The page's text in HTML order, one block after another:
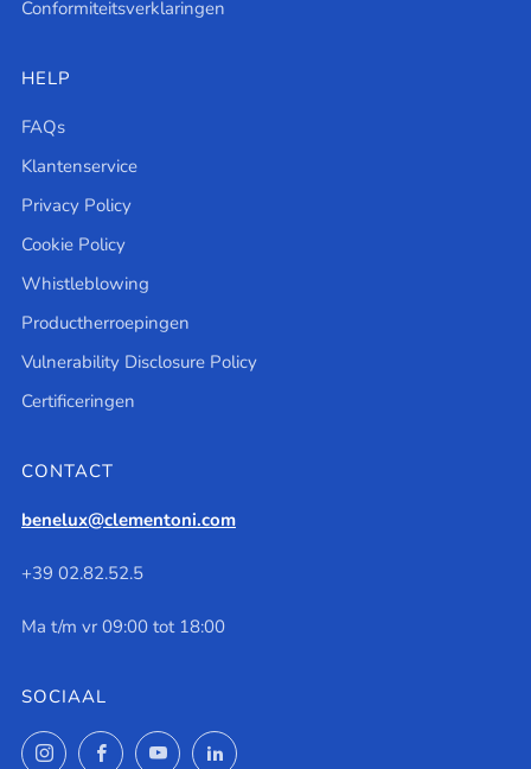
Conformiteitsverklaringen
HELP
FAQs
Klantenservice
Privacy Policy
Cookie Policy
Whistleblowing
Productherroepingen
Vulnerability Disclosure Policy
Certificeringen
CONTACT
benelux@clementoni.com
+39 02.82.52.5
Ma t/m vr 09:00 tot 18:00
SOCIAAL
InstagramFacebookYouTubeLinkedIn